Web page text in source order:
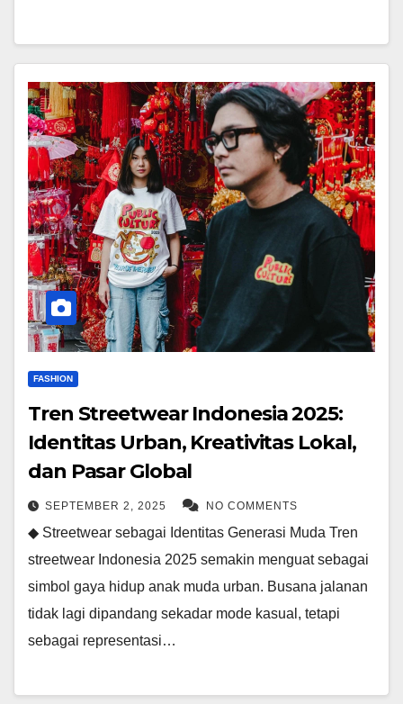
FASHION
Tren Streetwear Indonesia 2025:
Identitas Urban, Kreativitas Lokal,
dan Pasar Global
SEPTEMBER 2, 2025 NO COMMENTS
◆ Streetwear sebagai Identitas Generasi Muda Tren
streetwear Indonesia 2025 semakin menguat sebagai
simbol gaya hidup anak muda urban. Busana jalanan
tidak lagi dipandang sekadar mode kasual, tetapi
sebagai representasi…